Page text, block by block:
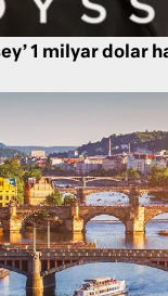
1 milyar dolar